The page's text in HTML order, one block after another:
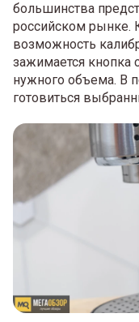
большинства
российском рынке.
возможность
зажимается кнопка
нужного объема. В
готовиться